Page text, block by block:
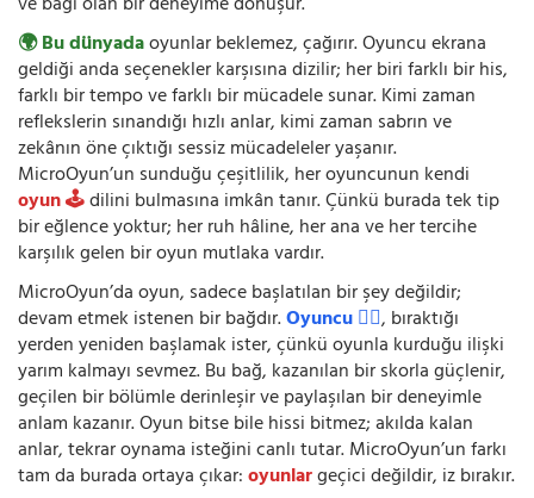
🌍 Bu dünyadaoyunlar beklemez, çağırır. Oyuncu ekrana
geldiği anda seçenekler karşısına dizilir; her biri farklı bir his,
farklı bir tempo ve farklı bir mücadele sunar. Kimi zaman
reflekslerin sınandığı hızlı anlar, kimi zaman sabrın ve
zekânın öne çıktığı sessiz mücadeleler yaşanır.
MicroOyun’un sunduğu çeşitlilik, her oyuncunun kendi
oyun 🕹️dilini bulmasına imkân tanır. Çünkü burada tek tip
bir eğlence yoktur; her ruh hâline, her ana ve her tercihe
karşılık gelen bir oyun mutlaka vardır.
MicroOyun’da oyun, sadece başlatılan bir şey değildir;
devam etmek istenen bir bağdır.Oyuncu 🧍‍♂️, bıraktığı
yerden yeniden başlamak ister, çünkü oyunla kurduğu ilişki
yarım kalmayı sevmez. Bu bağ, kazanılan bir skorla güçlenir,
geçilen bir bölümle derinleşir ve paylaşılan bir deneyimle
anlam kazanır. Oyun bitse bile hissi bitmez; akılda kalan
anlar, tekrar oynama isteğini canlı tutar. MicroOyun’un farkı
tam da burada ortaya çıkar:oyunlargeçici değildir, iz bırakır.